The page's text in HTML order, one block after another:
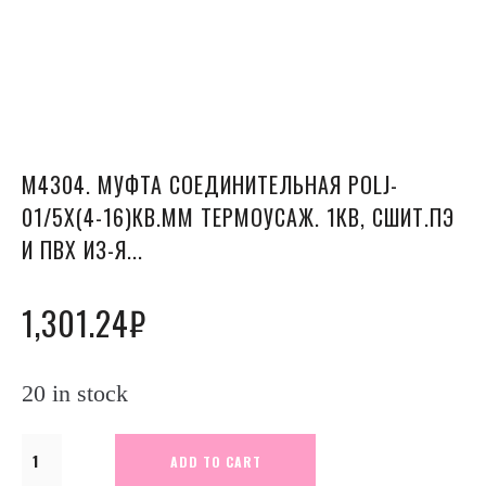
М4304. МУФТА СОЕДИНИТЕЛЬНАЯ POLJ-
01/5X(4-16)КВ.ММ ТЕРМОУСАЖ. 1КВ, СШИТ.ПЭ
И ПВХ ИЗ-Я...
1,301.24₽
20 in stock
М4304.
ADD TO CART